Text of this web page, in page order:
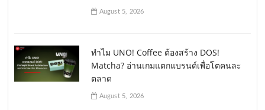
August 5, 2026
ทำไม UNO! Coffee ต้องสร้าง DOS!
Matcha? อ่านเกมแตกแบรนด์เพื่อโตคนละ
ตลาด
August 5, 2026